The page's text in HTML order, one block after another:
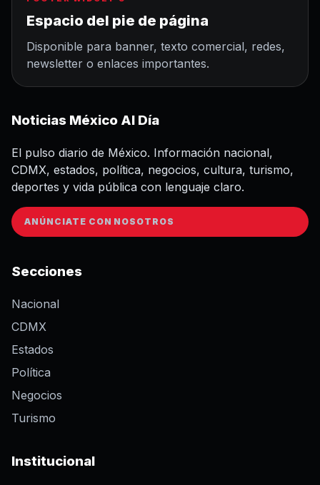
Espacio del pie de página
Disponible para banner, texto comercial, redes,
newsletter o enlaces importantes.
Noticias México Al Día
El pulso diario de México. Información nacional,
CDMX, estados, política, negocios, cultura, turismo,
deportes y vida pública con lenguaje claro.
ANÚNCIATE CON NOSOTROS
Secciones
Nacional
CDMX
Estados
Política
Negocios
Turismo
Institucional